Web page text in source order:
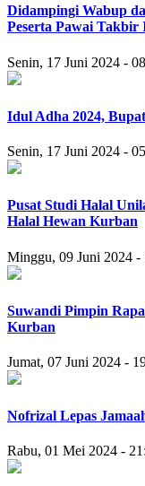
Didampingi Wabup
Peserta Pawai Takbir
Senin, 17 Juni 2024 -
Idul Adha 2024,
Senin, 17 Juni 2024 -
Pusat Studi Halal
Halal Hewan Kurban
Minggu, 09 Juni 2024
Suwandi Pimpin
Kurban
Jumat, 07 Juni 2024 -
Nofrizal Lepas
Rabu, 01 Mei 2024 -